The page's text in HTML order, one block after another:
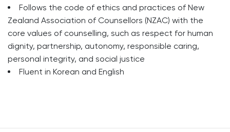
Follows the code of ethics and practices of New
Zealand Association of Counsellors (NZAC) with the
core values of counselling, such as respect for human
dignity, partnership, autonomy, responsible caring,
personal integrity, and social justice
Fluent in Korean and English